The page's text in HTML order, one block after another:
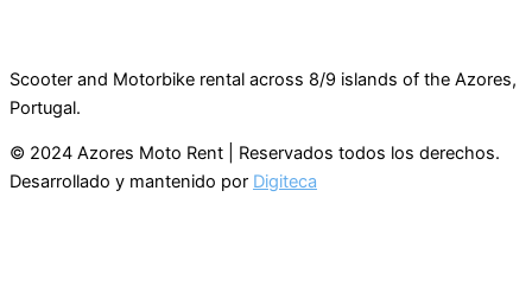
Scooter and Motorbike rental across 8/9 islands of the Azores,
Portugal.
© 2024 Azores Moto Rent | Reservados todos los derechos.
Desarrollado y mantenido por Digiteca